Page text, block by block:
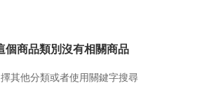
個商品類別沒有相關商品
其他分類或者使用關鍵字搜尋